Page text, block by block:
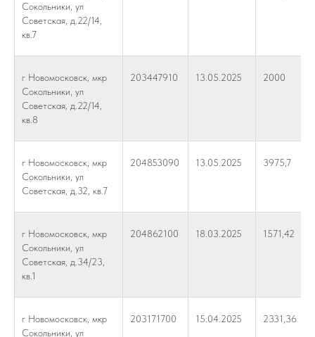
Сокольники, ул
Советская, д.22/14,
кв.7
г Новомосковск, мкр
Сокольники, ул
Советская, д.22/14,
кв.8
203447910 13.05.2025 2000
г Новомосковск, мкр
Сокольники, ул
Советская, д.32, кв.7
204853090 13.05.2025 3975,7
г Новомосковск, мкр
Сокольники, ул
Советская, д.34/23,
кв.1
204862100 18.03.2025 1571,42
г Новомосковск, мкр
Сокольники, ул
203171700 15.04.2025 2331,36